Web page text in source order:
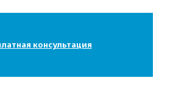
консультация